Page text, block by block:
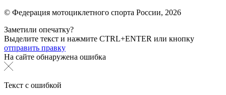
© Федерация мотоциклетного спорта России, 2026
Заметили опечатку?
Выделите текст и нажмите CTRL+ENTER или кнопку
отправить правку
На сайте обнаружена ошибка
Текст с ошибкой